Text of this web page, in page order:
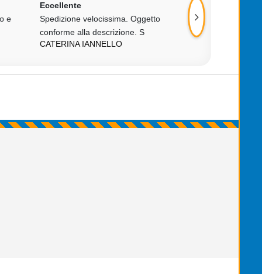
e
Eccellente
Spedizione velocissima. Oggetto
conforme alla descrizione. S
CATERINA IANNELLO
Eccellente
Ottimo venditore
veloce.....